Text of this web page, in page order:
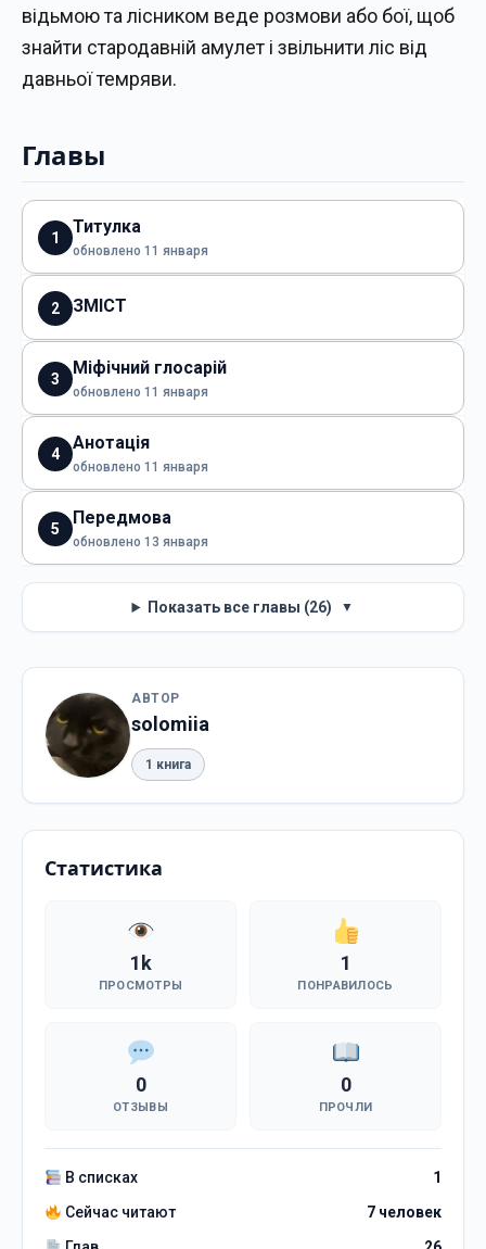
відьмою та лісником веде розмови або бої, щоб
знайти стародавній амулет і звільнити ліс від
давньої темряви.
Главы
1
Титулка
обновлено 11 января
2 ЗМІСТ
3
Міфічний глосарій
обновлено 11 января
4
Анотація
обновлено 11 января
5
Передмова
обновлено 13 января
Показать все главы (26) ▼
АВТОР
solomiia
1 книга
Статистика
1k
ПРОСМОТРЫ
1
ПОНРАВИЛОСЬ
0
ОТЗЫВЫ
0
ПРОЧЛИ
В списках
1
Сейчас читают
7 человек